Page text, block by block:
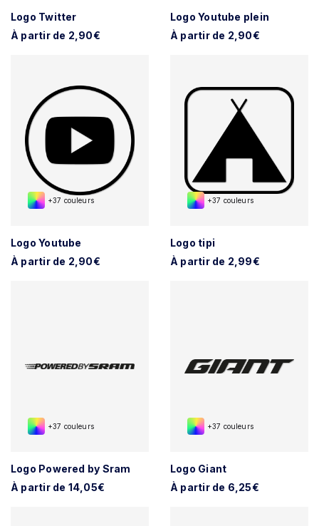
Logo Twitter
À partir de 2,90€
Logo Youtube plein
À partir de 2,90€
+37 couleurs
Logo Youtube
À partir de 2,90€
+37 couleurs
Logo tipi
À partir de 2,99€
+37 couleurs
Logo Powered by Sram
À partir de 14,05€
+37 couleurs
Logo Giant
À partir de 6,25€